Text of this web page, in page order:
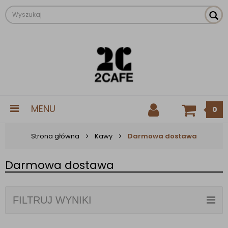
MENU 0
Strona główna Kawy Darmowa dostawa
Darmowa dostawa
FILTRUJ WYNIKI